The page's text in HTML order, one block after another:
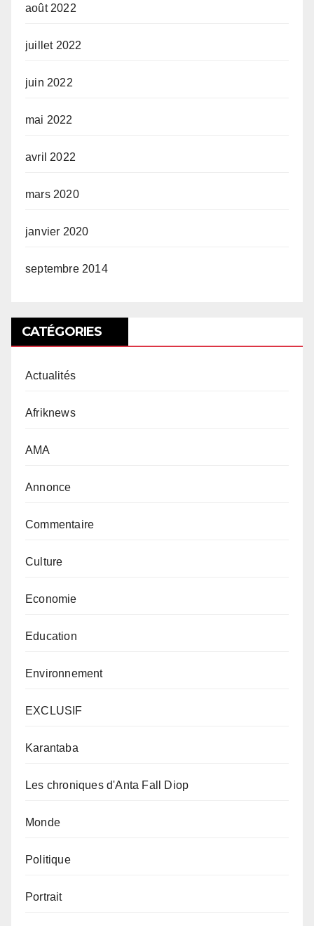
août 2022
juillet 2022
juin 2022
mai 2022
avril 2022
mars 2020
janvier 2020
septembre 2014
CATÉGORIES
Actualités
Afriknews
AMA
Annonce
Commentaire
Culture
Economie
Education
Environnement
EXCLUSIF
Karantaba
Les chroniques d'Anta Fall Diop
Monde
Politique
Portrait